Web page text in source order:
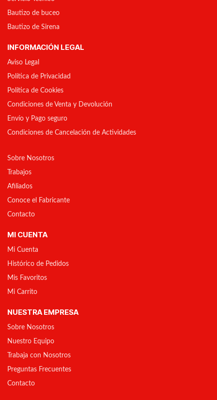
Bautizo de buceo
Bautizo de Sirena
INFORMACIÓN LEGAL
Aviso Legal
Política de Privacidad
Política de Cookies
Condiciones de Venta y Devolución
Envío y Pago seguro
Condiciones de Cancelación de Actividades
Sobre Nosotros
Trabajos
Afiliados
Conoce el Fabricante
Contacto
MI CUENTA
Mi Cuenta
Histórico de Pedidos
Mis Favoritos
Mi Carrito
NUESTRA EMPRESA
Sobre Nosotros
Nuestro Equipo
Trabaja con Nosotros
Preguntas Frecuentes
Contacto